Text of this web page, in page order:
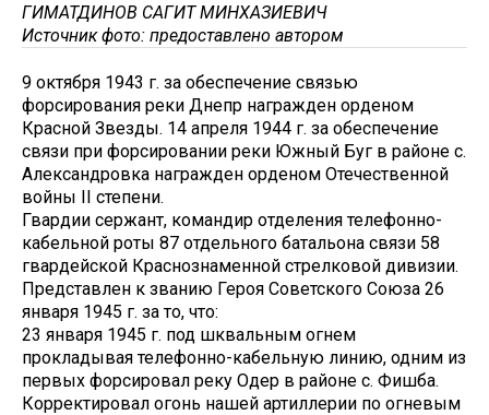
ГИМАТДИНОВ САГИТ МИНХАЗИЕВИЧ
Источник фото: предоставлено автором
9 октября 1943 г. за обеспечение связью
форсирования реки Днепр награжден орденом
Красной Звезды. 14 апреля 1944 г. за обеспечение
связи при форсировании реки Южный Буг в районе с.
Александровка награжден орденом Отечественной
войны II степени.
Гвардии сержант, командир отделения телефонно-
кабельной роты 87 отдельного батальона связи 58
гвардейской Краснознаменной стрелковой дивизии.
Представлен к званию Героя Советского Союза 26
января 1945 г. за то, что:
23 января 1945 г. под шквальным огнем
прокладывая телефонно-кабельную линию, одним из
первых форсировал реку Одер в районе с. Фишба.
Корректировал огонь нашей артиллерии по огневым